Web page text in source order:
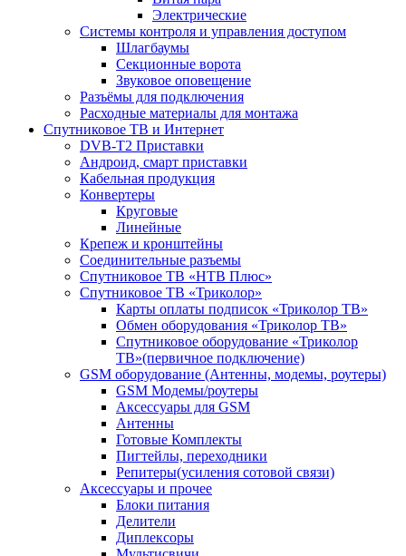
Электрические
Системы контроля и управления доступом
Шлагбаумы
Секционные ворота
Звуковое оповещение
Разъёмы для подключения
Расходные материалы для монтажа
Спутниковое ТВ и Интернет
DVB-Т2 Приставки
Андроид, смарт приставки
Кабельная продукция
Конвертеры
Круговые
Линейные
Крепеж и кронштейны
Соединительные разъемы
Спутниковое ТВ «НТВ Плюс»
Спутниковое ТВ «Триколор»
Карты оплаты подписок «Триколор ТВ»
Обмен оборудования «Триколор ТВ»
Спутниковое оборудование «Триколор
ТВ»(первичное подключение)
GSM оборудование (Антенны, модемы, роутеры)
GSM Модемы/роутеры
Аксессуары для GSM
Антенны
Готовые Комплекты
Пигтейлы, переходники
Репитеры(усиления сотовой связи)
Аксессуары и прочее
Блоки питания
Делители
Диплексоры